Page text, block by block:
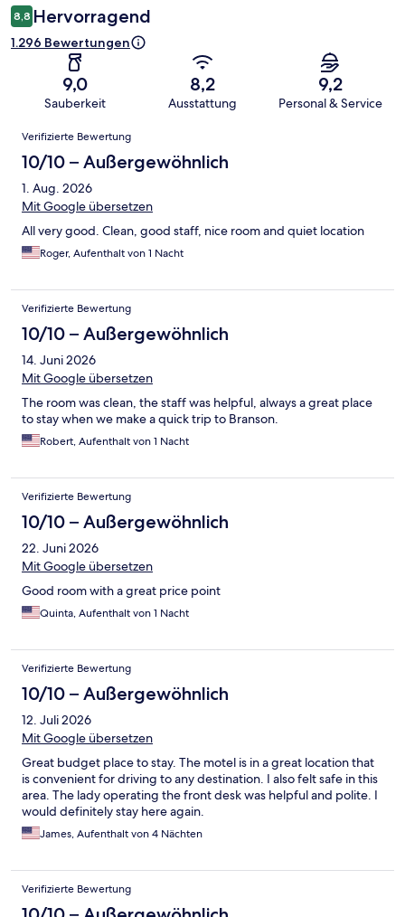
8,8 Hervorragend
1.296 Bewertungen
9,0
Sauberkeit
8,2
Ausstattung
9,2
Personal & Service
Bewertungen
Verifizierte Bewertung
10/10 – Außergewöhnlich
1. Aug. 2026
Mit Google übersetzen
All very good. Clean, good staff, nice room and quiet location
Roger, Aufenthalt von 1 Nacht
Verifizierte Bewertung
10/10 – Außergewöhnlich
14. Juni 2026
Mit Google übersetzen
The room was clean, the staff was helpful, always a great place
to stay when we make a quick trip to Branson.
Robert, Aufenthalt von 1 Nacht
Verifizierte Bewertung
10/10 – Außergewöhnlich
22. Juni 2026
Mit Google übersetzen
Good room with a great price point
Quinta, Aufenthalt von 1 Nacht
Verifizierte Bewertung
10/10 – Außergewöhnlich
12. Juli 2026
Mit Google übersetzen
Great budget place to stay. The motel is in a great location that
is convenient for driving to any destination. I also felt safe in this
area. The lady operating the front desk was helpful and polite. I
would definitely stay here again.
James, Aufenthalt von 4 Nächten
Verifizierte Bewertung